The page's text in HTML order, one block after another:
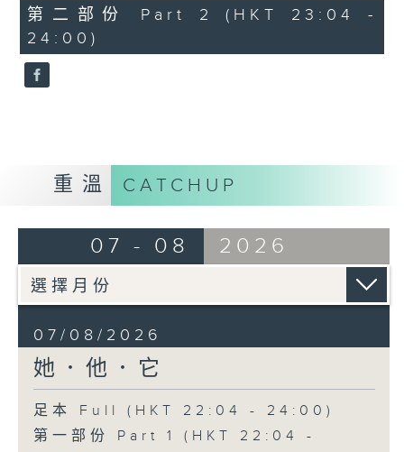
56
minutes,
9
seconds
第二部份 Part 2 (HKT 23:04 -
24:00)
重溫 CATCHUP
07 - 08 2026
07/08/2026
她．他．它
足本 Full (HKT 22:04 - 24:00)
第一部份 Part 1 (HKT 22:04 -